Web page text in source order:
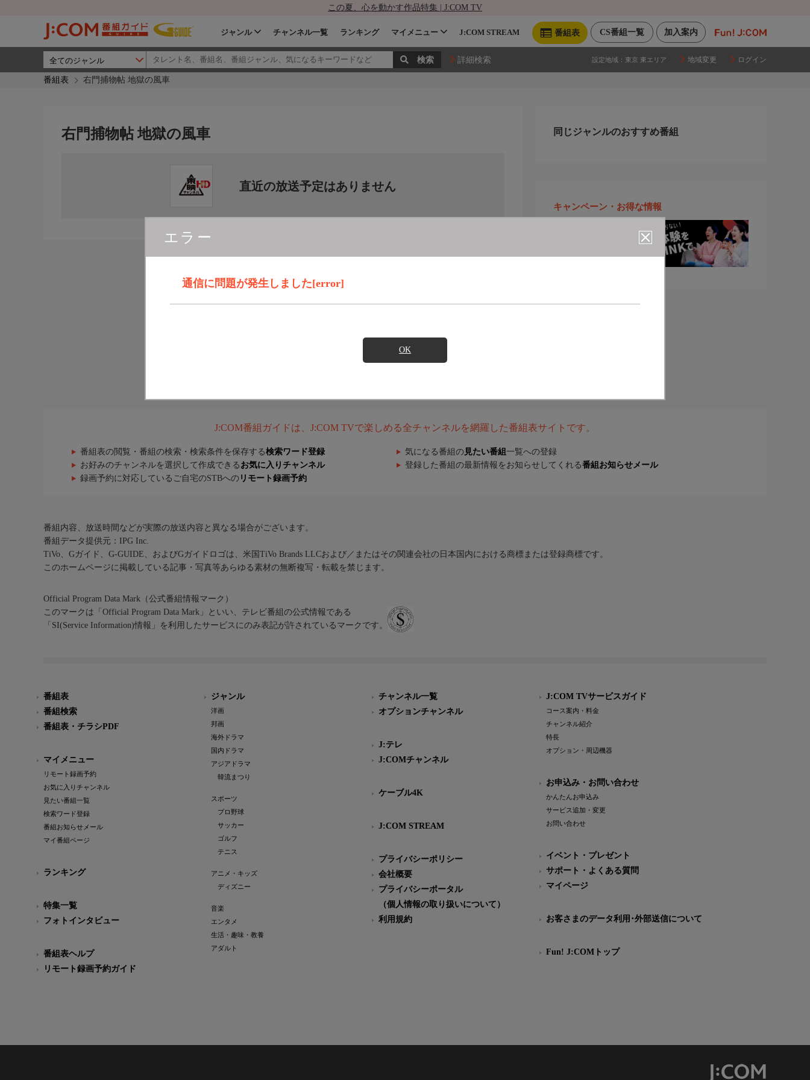
この夏、心を動かす作品特集 | J:COM TV
加入案内
CS番組一覧
番組表
ジャンル チャンネル一覧 ランキング マイメニュー J:COM STREAM
詳細検索 設定地域： 東京 東エリア 地域変更 ログイン
番組表 右門捕物帖 地獄の風車
エラー
通信に問題が発生しました[error]
OK
右門捕物帖 地獄の風車
直近の放送予定はありません
同じジャンルのおすすめ番組
キャンペーン・お得な情報
J:COM番組ガイドは、J:COM TVで楽しめる全チャンネルを網羅した番組表サイトです。
番組表の閲覧・番組の検索・検索条件を保存する検索ワード登録 気になる番組の 見たい番組 一覧への登録
お好みのチャンネルを選択して作成できる お気に入りチャンネル 登録した番組の最新情報をお知らせしてくれる番組お知らせメール
録画予約に対応しているご自宅のSTBへの リモート録画予約
番組内容、放送時間などが実際の放送内容と異なる場合がございます。
番組データ提供元：IPG Inc.
TiVo、Gガイド、G-GUIDE、およびGガイドロゴは、米国TiVo Brands LLCおよび／またはその関連会社の日本国内における商標または登録商標です。
このホームページに掲載している記事・写真等あらゆる素材の無断複写・転載を禁じます。
Official Program Data Mark（公式番組情報マーク）
このマークは「Official Program Data Mark」といい、テレビ番組の公式情報である
「SI(Service Information)情報」を利用したサービスにのみ表記が許されているマークです。
番組表
番組検索
番組表・チラシPDF
マイメニュー
リモート録画予約
お気に入りチャンネル
見たい番組一覧
検索ワード登録
番組お知らせメール
マイ番組ページ
ランキング
特集一覧
フォトインタビュー
番組表ヘルプ
リモート録画予約ガイド
ジャンル
洋画
邦画
海外ドラマ
国内ドラマ
アジアドラマ
韓流まつり
スポーツ
プロ野球
サッカー
ゴルフ
テニス
アニメ・キッズ
ディズニー
音楽
エンタメ
生活・趣味・教養
アダルト
チャンネル一覧
オプションチャンネル
J:テレ
J:COMチャンネル
ケーブル4K
J:COM STREAM
プライバシーポリシー
会社概要
プライバシーポータル
（個人情報の取り扱いについて）
利用規約
J:COM TVサービスガイド
コース案内・料金
チャンネル紹介
特長
オプション・周辺機器
お申込み・お問い合わせ
かんたんお申込み
サービス追加・変更
お問い合わせ
イベント・プレゼント
サポート・よくある質問
マイページ
お客さまのデータ利用･外部送信について
Fun! J:COMトップ